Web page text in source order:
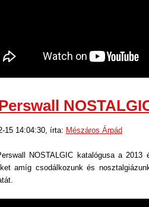
15 14:04:30, írta: Mészáros Árpád
NOSTALGIC katalógusa a
amíg csodálkozunk és